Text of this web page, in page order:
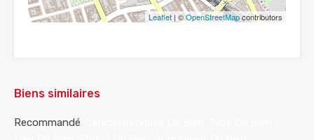
Leaflet | ©OpenStreetMapcontributors
Biens similaires
Recommandé